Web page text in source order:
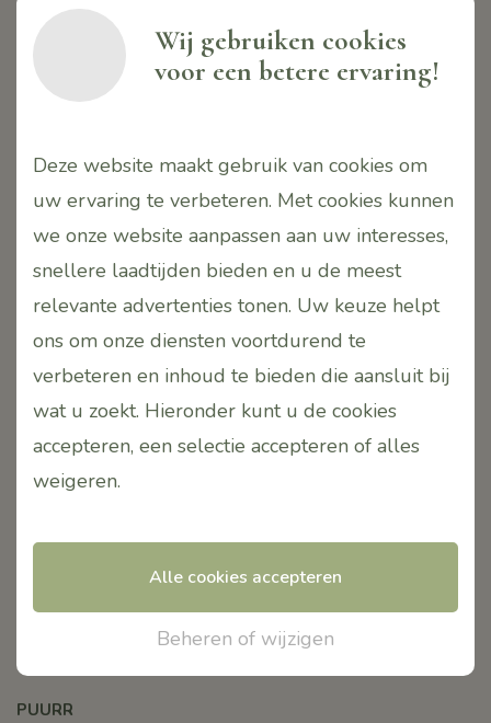
BTW. NL001636174B77
Iban. NL55INGB0004595860
onv. PUURR
Service
Gratis verzending vanaf
Verzendkosten België/Duitsland €12,95 bij besteding
onder €100,00
De levertijd van uw bestelling is gemiddeld 1 tot 5
werkdagen, onvoorziene omstandigheden
voorbehouden
donderdag. Uitgesloten van Feestdagen dan zijn
wij gesloten!
Betalingen via:
Ideal betalingen
PUURR
Wij gebruiken cookies
voor een betere ervaring!
Deze website maakt gebruik van cookies om
uw ervaring te verbeteren. Met cookies kunnen
we onze website aanpassen aan uw interesses,
snellere laadtijden bieden en u de meest
relevante advertenties tonen. Uw keuze helpt
ons om onze diensten voortdurend te
verbeteren en inhoud te bieden die aansluit bij
wat u zoekt. Hieronder kunt u de cookies
accepteren, een selectie accepteren of alles
weigeren.
Alle cookies accepteren
Beheren of wijzigen